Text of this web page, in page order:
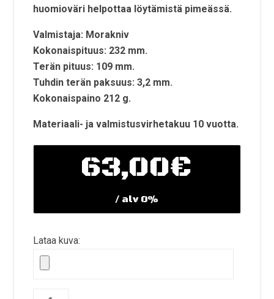
huomioväri helpottaa löytämistä pimeässä.
Valmistaja: Morakniv
Kokonaispituus: 232 mm.
Terän pituus: 109 mm.
Tuhdin terän paksuus: 3,2 mm.
Kokonaispaino 212 g.
Materiaali- ja valmistusvirhetakuu 10 vuotta.
63,00€
/ alv 0%
Lataa kuva: